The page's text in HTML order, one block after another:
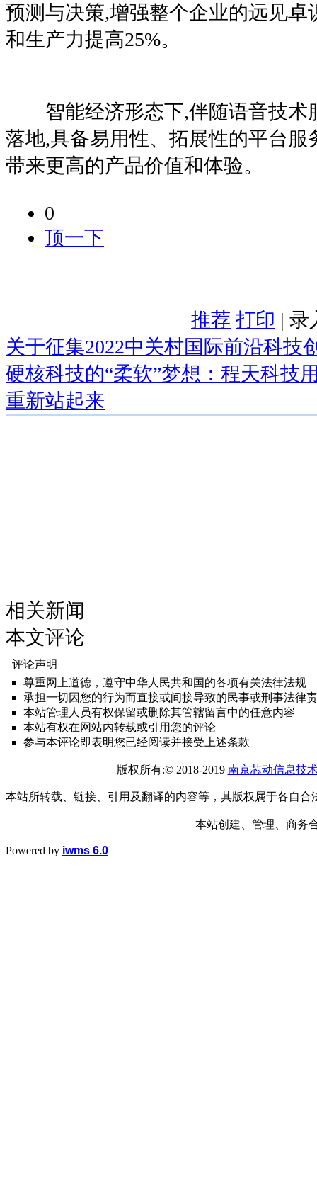
预测与决策,增强整个企业的远见卓
和生产力提高25%。
智能经济形态下,伴随语音技术
落地,具备易用性、拓展性的平台服
带来更高的产品价值和体验。
0
顶一下
推荐 打印 | 录
关于征集2022中关村国际前沿科技
硬核科技的“柔软”梦想：程天科技
重新站起来
相关新闻
本文评论
评论声明
尊重网上道德，遵守中华人民共和国的各项有关法律法规
承担一切因您的行为而直接或间接导致的民事或刑事法律
本站管理人员有权保留或删除其管辖留言中的任意内容
本站有权在网站内转载或引用您的评论
参与本评论即表明您已经阅读并接受上述条款
版权所有:© 2018-2019 南京芯动信息技
本站所转载、链接、引用及翻译的内容等，其版权属于各自合
本站创建、管理、商务
Powered by iwms 6.0